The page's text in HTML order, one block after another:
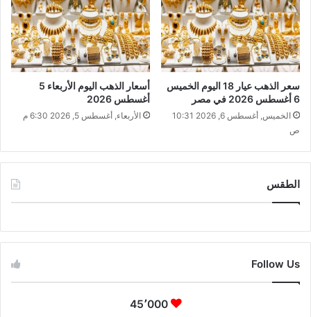
سعر الذهب عيار 18 اليوم الخميس
6 أغسطس 2026 في مصر
الخميس, أغسطس 6, 2026 10:31
ص
أسعار الذهب اليوم الأربعاء 5
أغسطس 2026
الأربعاء, أغسطس 5, 2026 6:30 م
الطقس
Follow Us
45٬000